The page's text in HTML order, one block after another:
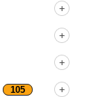
105